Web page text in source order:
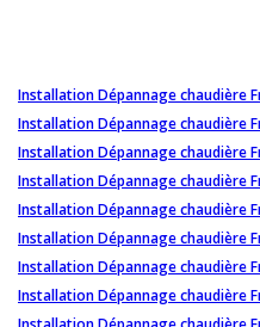
Installation Dépannage chaudière
Installation Dépannage chaudière
Installation Dépannage chaudière
Installation Dépannage chaudière
Installation Dépannage chaudière
Installation Dépannage chaudière
Installation Dépannage chaudière
Installation Dépannage chaudière